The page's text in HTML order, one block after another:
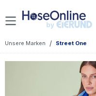
Zum Hauptinhalt springen
Unsere Marken / Street One